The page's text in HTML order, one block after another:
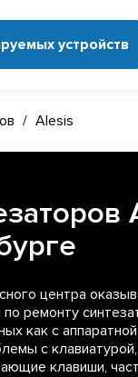
устройств
/ Alesis
центра
ремонту
как с
с
клавиши,